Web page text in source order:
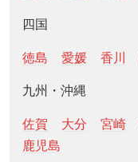
四国
徳島 愛媛 香川
九州・沖縄
佐賀 大分 宮崎
鹿児島